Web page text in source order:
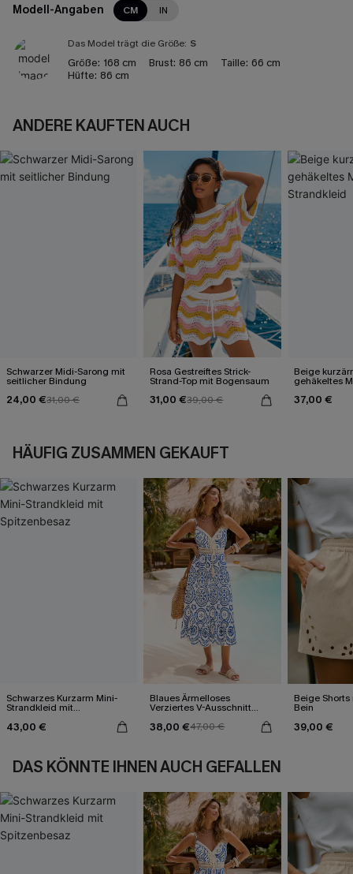
Modell-Angaben CM IN
Das Model trägt die Größe: S
Größe: 168 cm Brust: 86 cm Taille: 66 cm
Hüfte: 86 cm
ANDERE KAUFTEN AUCH
Schwarzer Midi-Sarong mit
seitlicher Bindung
24,00 €31,00 €
Rosa Gestreiftes Strick-
Strand-Top mit Bogensaum
31,00 €39,00 €
Beige
gehäkeltes
37,00 €
HÄUFIG ZUSAMMEN GEKAUFT
Schwarzes Kurzarm Mini-
Strandkleid mit
43,00 €
Blaues Ärmelloses
Verziertes V-Ausschnitt
38,00 €47,00 €
Beige
Bein
39,00 €
DAS KÖNNTE IHNEN AUCH GEFALLEN